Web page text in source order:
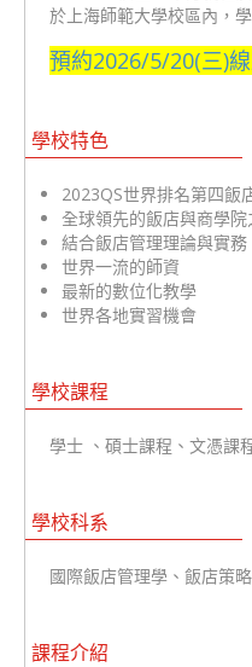
於上海師範大學校區內，
預約2026/5/20(三)
學校特色
2023QS世界排名第四飯
全球領先的飯店與商學院
結合飯店管理理論與實務
世界一流的師資
最新的數位化教學
世界各地實習機會
學校課程
學士 、碩士課程、文憑課
學校科系
國際飯店管理學、飯店策
課程介紹